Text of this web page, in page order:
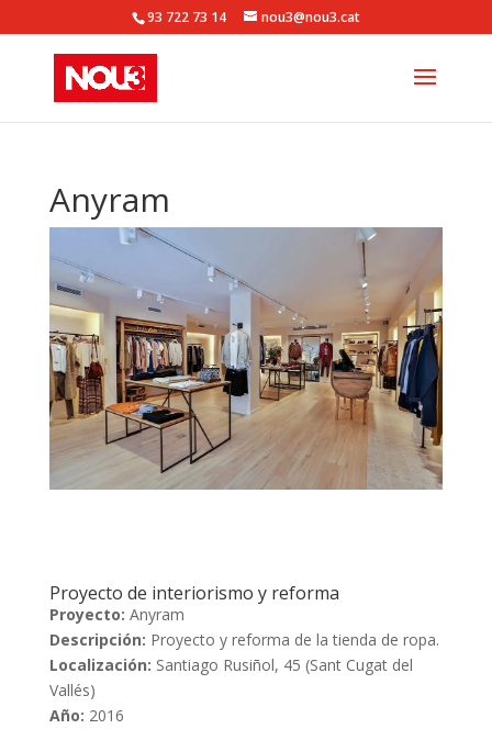
93 722 73 14 nou3@nou3.cat
Anyram
Proyecto de interiorismo y reforma
Proyecto: Anyram
Descripción: Proyecto y reforma de la tienda de ropa.
Localización: Santiago Rusiñol, 45 (Sant Cugat del
Vallés)
Año: 2016